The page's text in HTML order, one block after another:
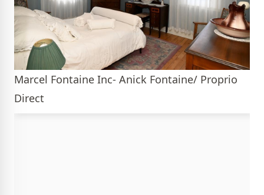
Marcel Fontaine Inc- Anick Fontaine/ Proprio
Direct